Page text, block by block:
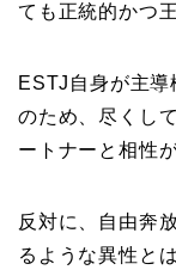
ても正統的かつ
ESTJ自身が主
のため、尽くし
ートナーと相性
反対に、自由奔
るような異性と